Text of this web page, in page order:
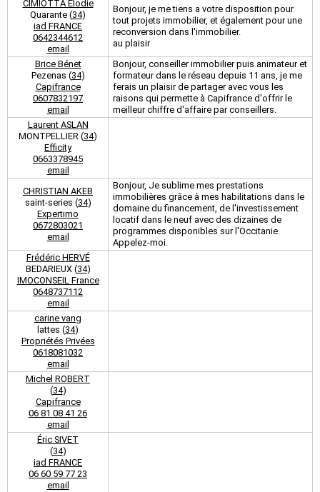
CIMIOTTA Elodie
Quarante (34)
iad FRANCE
0642344612
email
Bonjour, je me tiens a votre disposition pour
tout projets immobilier, et également pour une
reconversion dans l'immobilier.
au plaisir
Brice Bénet
Pezenas (34)
Capifrance
0607832197
email
Bonjour, conseiller immobilier puis animateur et
formateur dans le réseau depuis 11 ans, je me
ferais un plaisir de partager avec vous les
raisons qui permette à Capifrance d'offrir le
meilleur chiffre d'affaire par conseillers.
Laurent ASLAN
MONTPELLIER (34)
Efficity
0663378945
email
CHRISTIAN AKEB
saint-series (34)
Expertimo
0672803021
email
Bonjour, Je sublime mes prestations
immobilières grâce à mes habilitations dans le
domaine du financement, de l'investissement
locatif dans le neuf avec des dizaines de
programmes disponibles sur l'Occitanie.
Appelez-moi.
Frédéric HERVÉ
BEDARIEUX (34)
IMOCONSEIL France
0648737112
email
carine vang
lattes (34)
Propriétés Privées
0618081032
email
Michel ROBERT
(34)
Capifrance
06 81 08 41 26
email
Éric SIVET
(34)
iad FRANCE
06 60 59 77 23
email